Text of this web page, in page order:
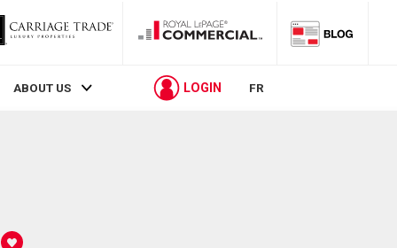
ABOUT US LOGIN FR